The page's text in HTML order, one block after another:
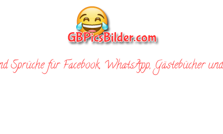
Sprüche für Facebook, WhatsApp, Gästebücher